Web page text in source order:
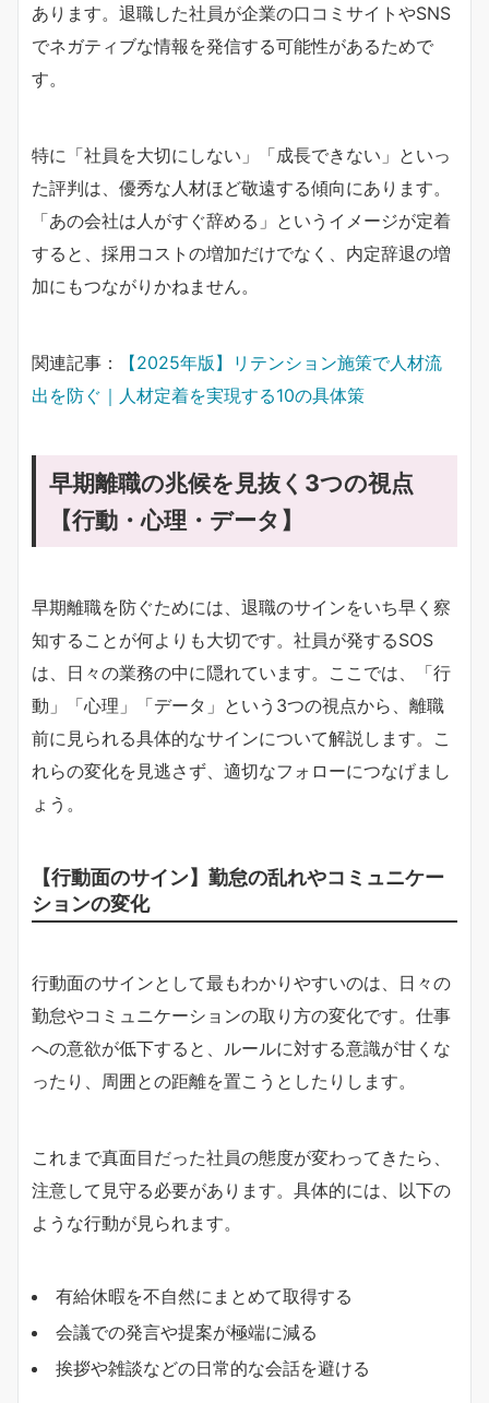
あります。退職した社員が企業の口コミサイトやSNS
でネガティブな情報を発信する可能性があるためで
す。
特に「社員を大切にしない」「成長できない」といっ
た評判は、優秀な人材ほど敬遠する傾向にあります。
「あの会社は人がすぐ辞める」というイメージが定着
すると、採用コストの増加だけでなく、内定辞退の増
加にもつながりかねません。
関連記事：
【2025年版】リテンション施策で人材流
出を防ぐ｜人材定着を実現する10の具体策
早期離職の兆候を見抜く 3つの視点
【行動・心理・データ】
早期離職を防ぐためには、退職のサインをいち早く察
知することが何よりも大切です。社員が発するSOS
は、日々の業務の中に隠れています。ここでは、「行
動」「心理」「データ」という3つの視点から、離職
前に見られる具体的なサインについて解説します。こ
れらの変化を見逃さず、適切なフォローにつなげまし
ょう。
【行動面のサイン】勤怠の乱れやコミュニケー
ションの変化
行動面のサインとして最もわかりやすいのは、日々の
勤怠やコミュニケーションの取り方の変化です。仕事
への意欲が低下すると、ルールに対する意識が甘くな
ったり、周囲との距離を置こうとしたりします。
これまで真面目だった社員の態度が変わってきたら、
注意して見守る必要があります。具体的には、以下の
ような行動が見られます。
有給休暇を不自然にまとめて取得する
会議での発言や提案が極端に減る
挨拶や雑談などの日常的な会話を避ける